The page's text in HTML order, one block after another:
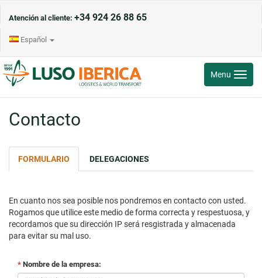
Atención al cliente: +34 924 26 88 65
Español
Toggle
Menu
Contacto
FORMULARIO DELEGACIONES
En cuanto nos sea posible nos pondremos en contacto con usted.
Rogamos que utilice este medio de forma correcta y respestuosa, y
recordamos que su dirección IP será resgistrada y almacenada
para evitar su mal uso.
* Nombre de la empresa: